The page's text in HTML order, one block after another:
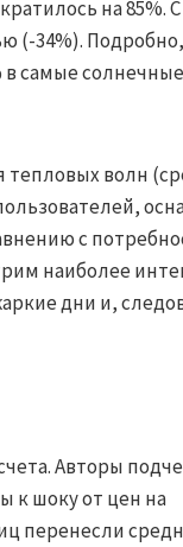
на 85%.
(-34%).
в самые
тепловых волн
с
наиболее
дни и,
Авторы
к шоку от цен на
перенесли